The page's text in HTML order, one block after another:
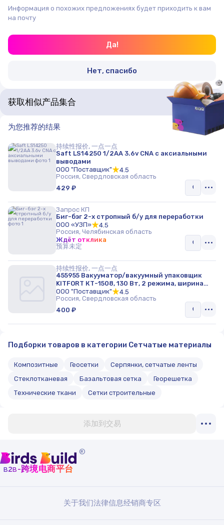
Информация о похожих предложениях будет приходить к вам
на почту
Да!
Нет, спасибо
获取相似产品集合
为您推荐的结果
持续性报价, 一点一点
Saft LS14250 1/2АА 3.6v CNA c аксиальными
выводами
ООО "Поставщик"
4.5
Россия, Свердловская область
429 ₽
Запрос КП
Биг-бэг 2-х стропный б/у для переработки
ООО «УЗП»
4.5
Россия, Челябинская область
Ждёт отклика
预算未定
持续性报价, 一点一点
455955 Вакууматор/вакуумный упаковщик
KITFORT КТ-1508, 130 Вт, 2 режима, ширина
пакета до 32 см, черный
ООО "Поставщик"
4.5
Россия, Свердловская область
400 ₽
Подборки товаров в категории Сетчатые материалы
Композитные Геосетки
Серпянки, сетчатые ленты
Стеклотканевая
Базальтовая сетка
Георешетка
Технические ткани
Сетки строительные
添加到交易
®
b2b-跨境电商平台
关于我们法律信息经销商专区